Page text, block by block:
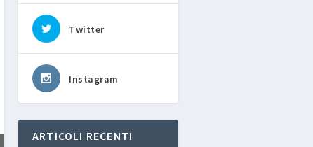
Twitter
Instagram
ARTICOLI RECENTI